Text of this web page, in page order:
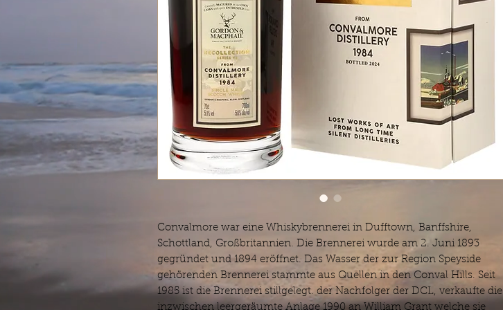
Convalmore war eine Whiskybrennerei in Dufftown, Banffshire,
Schottland, Großbritannien. Die Brennerei wurde am 2. Juni 1893
gegründet und 1894 eröffnet. Das Wasser der zur Region Speyside
gehörenden Brennerei stammte aus Quellen in den Conval Hills. Seit
1985 ist die Brennerei stillgelegt. der Nachfolger der DCL, verkaufte die
inzwischen leergeräumte Anlage 1990 an William Grant welche sie